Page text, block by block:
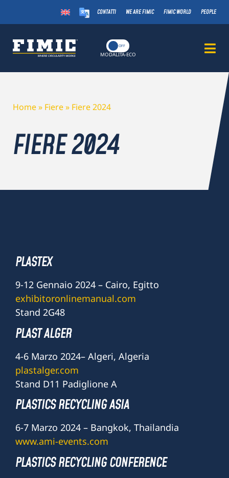
CONTATTI WE ARE FIMIC FIMIC WORLD PEOPLE
OFF
MODALITÀ-ECO
Home» Fiere» Fiere 2024
FIERE 2024
PLASTEX
9-12 Gennaio 2024 – Cairo, Egitto
exhibitoronlinemanual.com
Stand 2G48
PLAST ALGER
4-6 Marzo 2024– Algeri, Algeria
plastalger.com
Stand D11 Padiglione A
PLASTICS RECYCLING ASIA
6-7 Marzo 2024 – Bangkok, Thailandia
www.ami-events.com
PLASTICS RECYCLING CONFERENCE